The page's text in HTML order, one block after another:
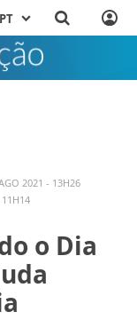
PT
2021 - 13H26
o Dia